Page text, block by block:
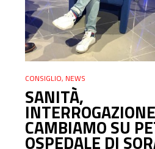
CONSIGLIO, NEWS
SANITÀ,
CAMBIAMO SU
OSPEDALE DI